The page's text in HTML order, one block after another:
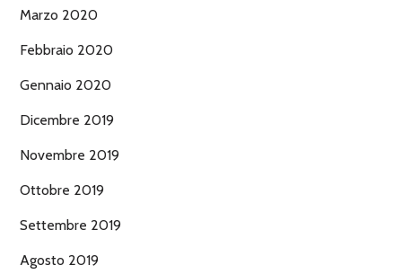
Marzo 2020
Febbraio 2020
Gennaio 2020
Dicembre 2019
Novembre 2019
Ottobre 2019
Settembre 2019
Agosto 2019